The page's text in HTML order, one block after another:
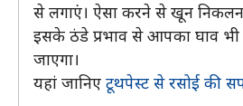
से लगाएं। ऐसा करने से खून
इसके ठंडे प्रभाव से आपका घाव भी
जाएगा।
यहां जानिए टूथपेस्ट से रसोई की